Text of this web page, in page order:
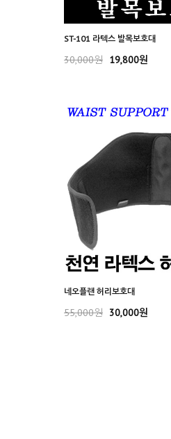
ST-101 라텍스 발목보호대
30,000원 19,800원
네오플랜 허리보호대
55,000원 30,000원